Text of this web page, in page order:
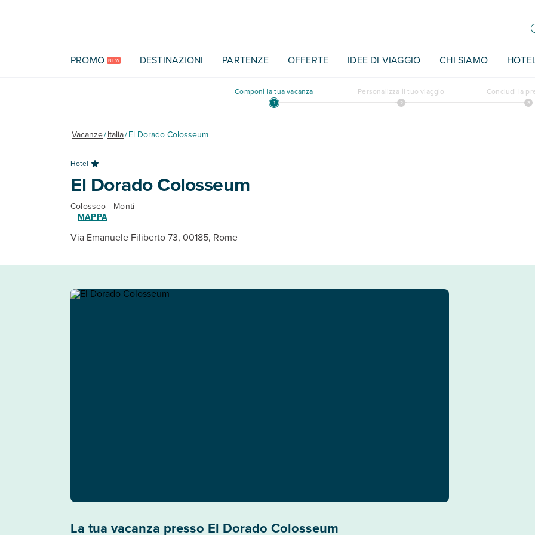
PROMO NEW DESTINAZIONI PARTENZE OFFERTE IDEE DI VIAGGIO CHI SIAMO
Componi la tua vacanza Personalizza il tuo viaggio Concludi la
Vacanze/Italia/El Dorado Colosseum
Hotel
El Dorado Colosseum
Colosseo - Monti
MAPPA
Via Emanuele Filiberto 73, 00185, Rome
La tua vacanza presso El Dorado Colosseum